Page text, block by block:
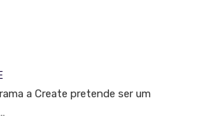
a Create pretende ser um